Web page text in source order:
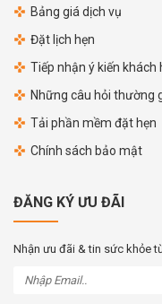
Bảng giá dịch vụ
Đặt lịch hẹn
Tiếp nhận ý kiến khách
Những câu hỏi thường
Tải phần mềm đặt hẹn
Chính sách bảo mật
ĐĂNG KÝ ƯU ĐÃI
Nhận ưu đãi & tin sức khỏe